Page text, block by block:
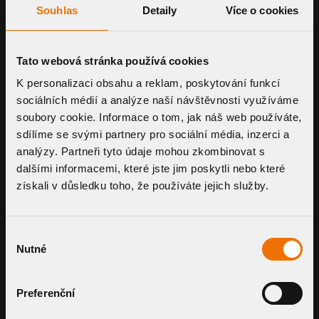
Souhlas Detaily Více o cookies
Tato webová stránka používá cookies
K personalizaci obsahu a reklam, poskytování funkcí
sociálních médií a analýze naší návštěvnosti využíváme
soubory cookie. Informace o tom, jak náš web používáte,
sdílíme se svými partnery pro sociální média, inzerci a
analýzy. Partneři tyto údaje mohou zkombinovat s
dalšími informacemi, které jste jim poskytli nebo které
získali v důsledku toho, že používáte jejich služby.
souhlasu
Nutné
Preferenční
FAIR PRICING.
personalized price estimate for a